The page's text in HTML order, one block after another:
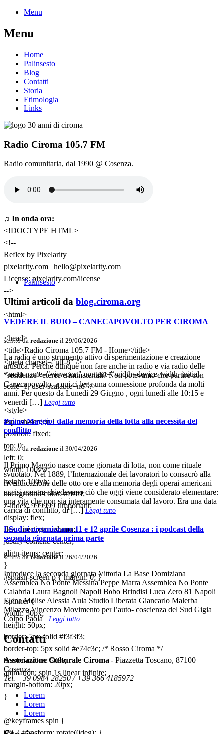
Menu
Menu
Home
Palinsesto
Blog
Contatti
Storia
Etimologia
Links
Radio Ciroma 105.7 FM
Radio comunitaria, dal 1990 @ Cosenza.
♫ In onda ora:
<!DOCTYPE HTML>
<!--
Reflex by Pixelarity
pixelarity.com | hello@pixelarity.com
License: pixelarity.com/license
-->
<html>
<head>
<title>Radio Ciroma 105.7 FM - Home</title>
<meta charset="utf-8" />
<meta name="viewport" content="width=device-width, initial-
scale=1, user-scalable=no" />
<style>
#splash-screen {
position: fixed;
top: 0;
left: 0;
width: 100vw;
height: 100vh;
background-color: #ffffff;
z-index: 999999 !important;
display: flex;
flex-direction: column;
justify-content: center;
align-items: center;
}
#splash-screen p { margin: 0; }
.spinner {
width: 50px;
height: 50px;
border: 5px solid #f3f3f3;
border-top: 5px solid #e74c3c; /* Rosso Ciroma */
border-radius: 50%;
animation: spin 1s linear infinite;
margin-bottom: 20px;
}
@keyframes spin {
Palinsesto
Ultimi articoli da blog.ciroma.org
VEDERE IL BUIO – CANECAPOVOLTO PER CIROMA
scritto da redazione il 29/06/2026
La radio é uno strumento attivo di sperimentazione e creazione
artistica. Perché dunque non fare anche in radio e via radio delle
“residenze” eteree e immateriali? Non potevamo che partire con
Canecapovolto, a cui ci lega una connessione profonda da molti
anni. Per questo da Lunedì 29 Giugno , ogni lunedì alle 10:15 e
venerdì […] Leggi tutto
Primo Maggio: dalla memoria della lotta alla necessità del
conflitto
scritto da redazione il 30/04/2026
Il Primo Maggio nasce come giornata di lotta, non come rituale
svuotato. Nel 1889, l’Internazionale dei lavoratori lo consacrò alla
rivendicazione delle otto ore e alla memoria degli operai americani
uccisi mentre chiedevano ciò che oggi viene considerato elementare:
una vita che non sia interamente consumata dal lavoro. Era una data
carica di conflitto, di […]Leggi tutto
I Sud si organizzano 11 e 12 aprile Cosenza : i podcast della
seconda giornata prima parte
scritto daredazioneil 26/04/2026
Introduce la seconda giornata Vittoria La Base Domiziana
Assemblea No Ponte Messina Peppe Marra Assemblea No Ponte
Calabria Laura Bagnoli Napoli Bobo Brindisi Luca Zero 81 Napoli
Elena Molise Alessia Aula Studio Liberata Giancarlo Malerba
Milazzo Vincenzo Movimento per l’auto- coscienza del Sud Gigia
Colpo Paola
Leggi tutto
Contatti
Associazione Culturale Ciroma - Piazzetta Toscano, 87100
Cosenza.
Tel. +39 0984 28250 / +39 366 4185972
Lorem
Lorem
Lorem